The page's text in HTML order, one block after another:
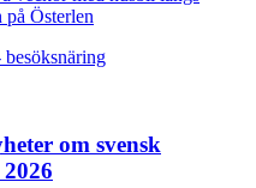
på Österlen
om svensk